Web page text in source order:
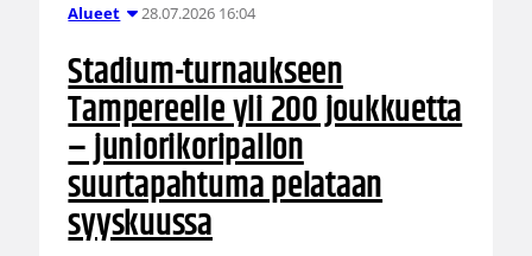
Alueet 28.07.2026 16:04
Stadium-turnaukseen
Tampereelle yli 200 joukkuetta
– juniorikoripallon
suurtapahtuma pelataan
syyskuussa